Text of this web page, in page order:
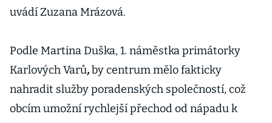
uvádí Zuzana Mrázová.
Podle Martina Duška, 1. náměstka primátorky
Karlových Varů,by centrum mělo fakticky
nahradit služby poradenských společností, což
obcím umožní rychlejší přechod od nápadu k